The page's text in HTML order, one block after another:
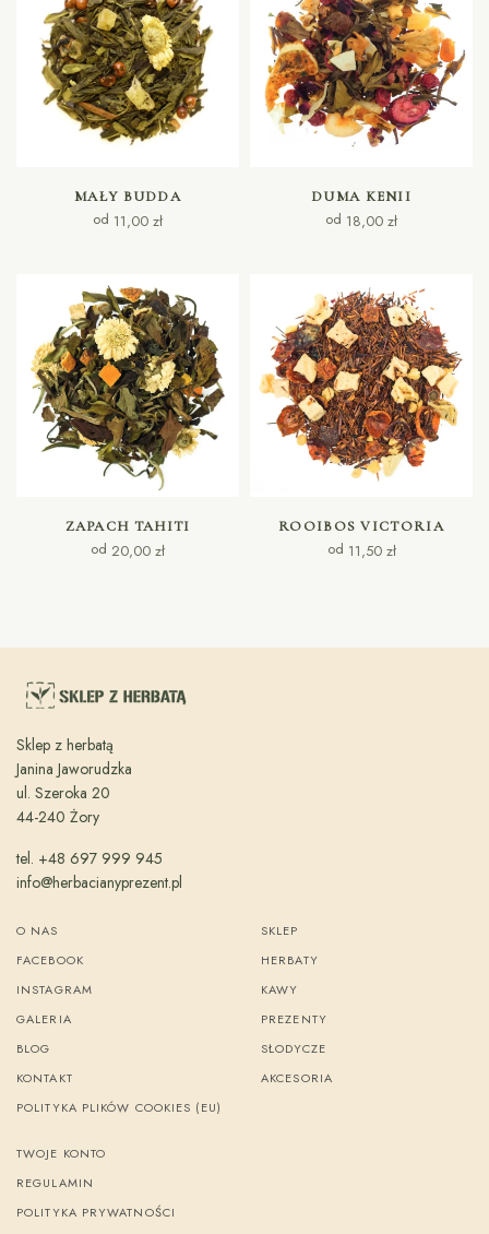
WYBIERZ OPCJE
MAŁY BUDDA
od 11,00 zł
WYBIERZ OPCJE
DUMA KENII
od 18,00 zł
WYBIERZ OPCJE
ZAPACH TAHITI
od 20,00 zł
WYBIERZ OPCJE
ROOIBOS VICTORIA
od 11,50 zł
Sklep z herbatą
Janina Jaworudzka
ul. Szeroka 20
44-240 Żory
tel. +48 697 999 945
info@herbacianyprezent.pl
O NAS
FACEBOOK
INSTAGRAM
GALERIA
BLOG
KONTAKT
POLITYKA PLIKÓW COOKIES (EU)
SKLEP
HERBATY
KAWY
PREZENTY
SŁODYCZE
AKCESORIA
TWOJE KONTO
REGULAMIN
POLITYKA PRYWATNOŚCI